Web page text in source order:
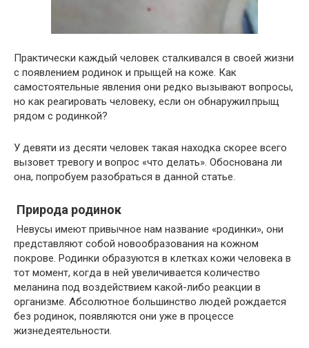
Практически каждый человек сталкивался в своей жизни
с появлением родинок и прыщей на коже. Как
самостоятельные явления они редко вызывают вопросы,
но как реагировать человеку, если он обнаружил прыщ
рядом с родинкой?
У девяти из десяти человек такая находка скорее всего
вызовет тревогу и вопрос «что делать». Обоснована ли
она, попробуем разобраться в данной статье.
Природа родинок
Невусы имеют привычное нам название «родинки», они
представляют собой новообразования на кожном
покрове. Родинки образуются в клетках кожи человека в
тот момент, когда в ней увеличивается количество
меланина под воздействием какой-либо реакции в
организме. Абсолютное большинство людей рождается
без родинок, появляются они уже в процессе
жизнедеятельности.